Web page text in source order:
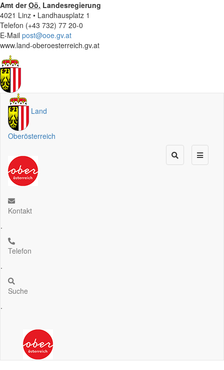
Amt derOö. Landesregierung
4021 Linz • Landhausplatz 1
Telefon (+43 732) 77 20-0
E-Mail post@ooe.gv.at
www.land-oberoesterreich.gv.at
Land
Oberösterreich
Kontakt
.
Telefon
.
Suche
.